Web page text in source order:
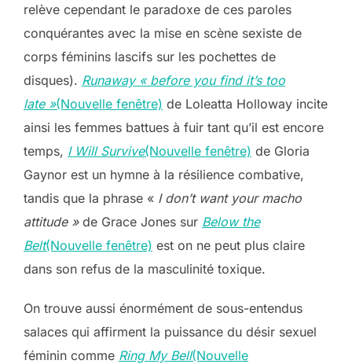
relève cependant le paradoxe de ces paroles
conquérantes avec la mise en scène sexiste de
corps féminins lascifs sur les pochettes de
disques). Runaway « before you find it’s too
late »(Nouvelle fenêtre) de Loleatta Holloway incite
ainsi les femmes battues à fuir tant qu’il est encore
temps, I Will Survive(Nouvelle fenêtre) de Gloria
Gaynor est un hymne à la résilience combative,
tandis que la phrase « I don’t want your macho
attitude »de Grace Jones sur Below the
Belt(Nouvelle fenêtre) est on ne peut plus claire
dans son refus de la masculinité toxique.
On trouve aussi énormément de sous-entendus
salaces qui affirment la puissance du désir sexuel
féminin comme Ring My Bell(Nouvelle